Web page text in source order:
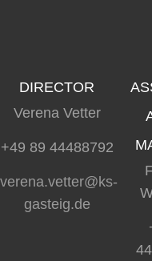
DIRECTOR
Verena Vetter
+49 89 44488792
verena.vetter@ks-
gasteig.de